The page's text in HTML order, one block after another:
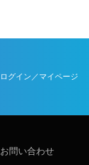
ログイン／マイページ
お問い合わせ